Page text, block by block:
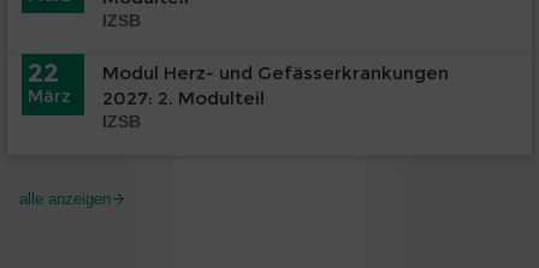
IZSB
22
März
Modul Herz- und Gefässerkrankungen
2027: 2. Modulteil
IZSB
alle anzeigen